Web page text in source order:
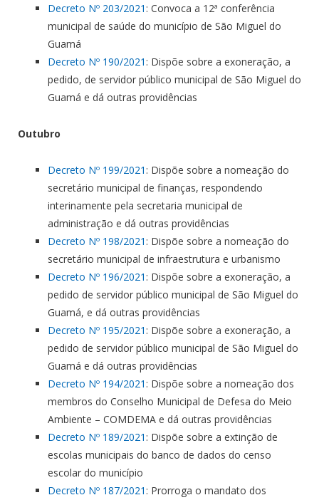
Decreto Nº 203/2021 : Convoca a 12ª conferência
municipal de saúde do município de São Miguel do
Guamá
Decreto Nº 190/2021 : Dispõe sobre a exoneração, a
pedido, de servidor público municipal de São Miguel do
Guamá e dá outras providências
Outubro
Decreto Nº 199/2021 : Dispõe sobre a nomeação do
secretário municipal de finanças, respondendo
interinamente pela secretaria municipal de
administração e dá outras providências
Decreto Nº 198/2021 : Dispõe sobre a nomeação do
secretário municipal de infraestrutura e urbanismo
Decreto Nº 196/2021 : Dispõe sobre a exoneração, a
pedido de servidor público municipal de São Miguel do
Guamá, e dá outras providências
Decreto Nº 195/2021 : Dispõe sobre a exoneração, a
pedido de servidor público municipal de São Miguel do
Guamá e dá outras providências
Decreto Nº 194/2021 : Dispõe sobre a nomeação dos
membros do Conselho Municipal de Defesa do Meio
Ambiente – COMDEMA e dá outras providências
Decreto Nº 189/2021 : Dispõe sobre a extinção de
escolas municipais do banco de dados do censo
escolar do município
Decreto Nº 187/2021 : Prorroga o mandato dos